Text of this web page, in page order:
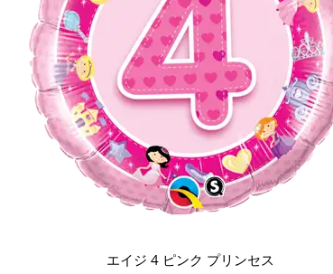
エイジ 4 ピンク プリンセス